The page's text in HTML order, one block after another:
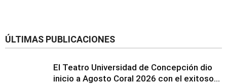
ÚLTIMAS PUBLICACIONES
El Teatro Universidad de Concepción dio
inicio a Agosto Coral 2026 con el exitoso...